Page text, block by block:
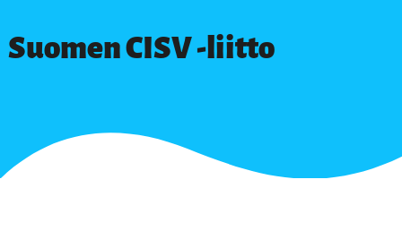
Suomen CISV -liitto